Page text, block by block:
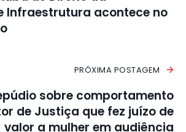
Infraestrutura acontece no
PRÓXIMA POSTAGEM
sobre comportamento
de Justiça que fez juízo de
valor a mulher em audiência